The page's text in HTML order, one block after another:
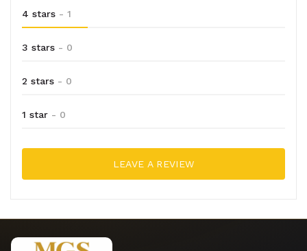
4 stars - 1
3 stars - 0
2 stars - 0
1 star - 0
LEAVE A REVIEW